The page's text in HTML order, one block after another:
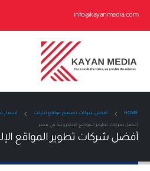
info@kayanmedia.com
HOME أفضل شركات تصميم مواقع انترنت أسعار
أفضل شركات تطوير المواقع الإلكترونية في مصر
أفضل شركات تطوير المواقع